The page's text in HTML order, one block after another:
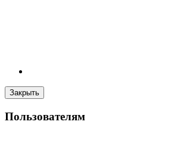
Закрыть
Пользователям